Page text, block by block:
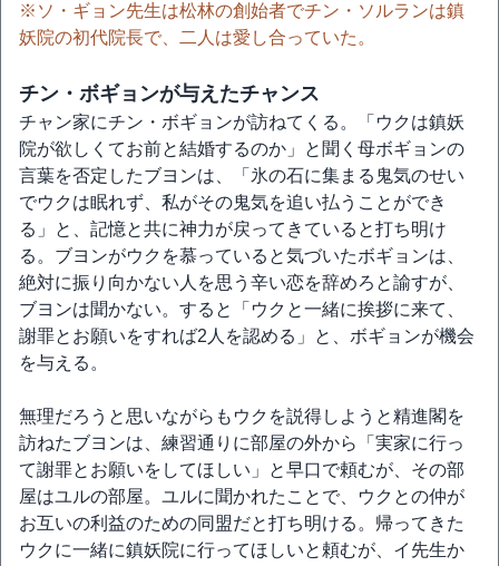
※ソ・ギョン先生は松林の創始者でチン・ソルランは鎮
妖院の初代院長で、二人は愛し合っていた。
チン・ボギョンが与えたチャンス
チャン家にチン・ボギョンが訪ねてくる。「ウクは鎮妖
院が欲しくてお前と結婚するのか」と聞く母ボギョンの
言葉を否定したブヨンは、「氷の石に集まる鬼気のせい
でウクは眠れず、私がその鬼気を追い払うことができ
る」と、記憶と共に神力が戻ってきていると打ち明け
る。ブヨンがウクを慕っていると気づいたボギョンは、
絶対に振り向かない人を思う辛い恋を辞めろと諭すが、
ブヨンは聞かない。すると「ウクと一緒に挨拶に来て、
謝罪とお願いをすれば2人を認める」と、ボギョンが機会
を与える。
無理だろうと思いながらもウクを説得しようと精進閣を
訪ねたブヨンは、練習通りに部屋の外から「実家に行っ
て謝罪とお願いをしてほしい」と早口で頼むが、その部
屋はユルの部屋。ユルに聞かれたことで、ウクとの仲が
お互いの利益のための同盟だと打ち明ける。帰ってきた
ウクに一緒に鎮妖院に行ってほしいと頼むが、イ先生か